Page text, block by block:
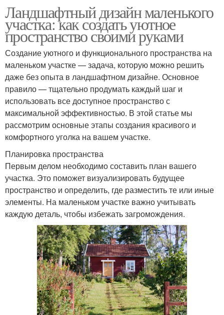
Ландшафтный дизайн маленького
участка: как создать уютное
пространство своими руками
Создание уютного и функционального пространства на
маленьком участке — задача, которую можно решить
даже без опыта в ландшафтном дизайне. Основное
правило — тщательно продумать каждый шаг и
использовать все доступное пространство с
максимальной эффективностью. В этой статье мы
рассмотрим основные этапы создания красивого и
комфортного уголка на вашем участке.
Планировка пространства
Первым делом необходимо составить план вашего
участка. Это поможет визуализировать будущее
пространство и определить, где разместить те или иные
элементы. На маленьком участке важно учитывать
каждую деталь, чтобы избежать загромождения.